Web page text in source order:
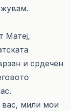
Матеј,
и срдечен
вас, мили мои